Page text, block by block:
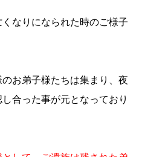
なりになられた時のご様子
お弟子様たちは集まり、夜
合った事が元となっており